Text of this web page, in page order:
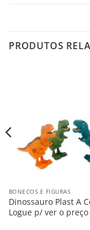
PRODUTOS
BONECOS E FIGURAS
Dinossauro Plast A
Logue p/ ver o preço